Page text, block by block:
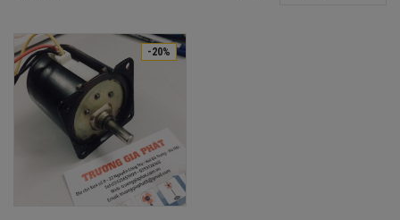
-20%